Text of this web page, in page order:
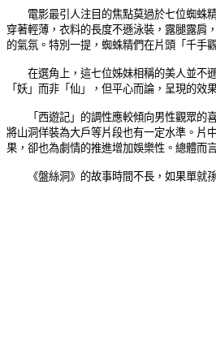
電影最引人注目的焦點莫過於七位蜘蛛精
穿著輕薄，衣料的長度不遜泳裝，露腿露肩
的氣氛。特別一提，蜘蛛精們在片頭「千手
在選角上，這七位姊妹相稱的美人並不遜
「妖」而非「仙」，但平心而論，呈現的效
「西遊記」的調性應較傾向男性觀眾的喜
將山洞佯裝為大戶等片段也有一定水準。片
果，卻也為劇情的推進增加娛樂性。總體而
《盤絲洞》的故事時間不長，如果單就孫